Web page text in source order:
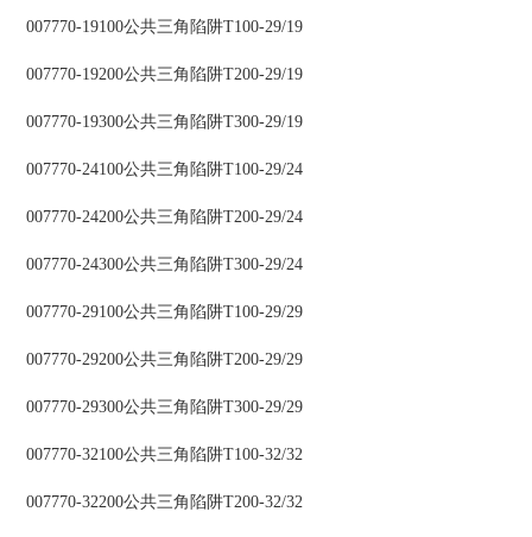
007770-19100公共三角陷阱T100-29/19
007770-19200公共三角陷阱T200-29/19
007770-19300公共三角陷阱T300-29/19
007770-24100公共三角陷阱T100-29/24
007770-24200公共三角陷阱T200-29/24
007770-24300公共三角陷阱T300-29/24
007770-29100公共三角陷阱T100-29/29
007770-29200公共三角陷阱T200-29/29
007770-29300公共三角陷阱T300-29/29
007770-32100公共三角陷阱T100-32/32
007770-32200公共三角陷阱T200-32/32